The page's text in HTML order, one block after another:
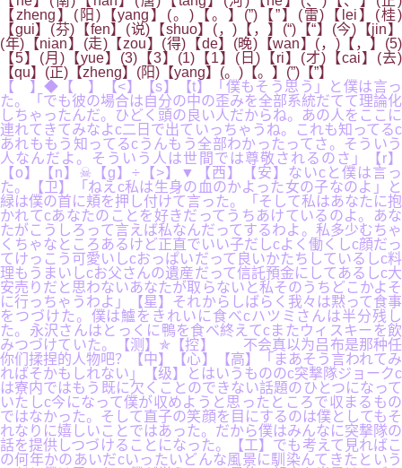
【zheng】(阳)【yang】(。)【。】(”)【”】(雷)【lei】(桂)
【gui】(芬)【fen】(说)【shuo】(，)【，】(“)【“】(今)【jin】
(年)【nian】(走)【zou】(得)【de】(晚)【wan】(，)【，】(5)
【5】(月)【yue】(3)【3】(1)【1】(日)【ri】(才)【cai】(去)
【qu】(正)【zheng】(阳)【yang】(。)【。】(”)【”】
【 】◆【 】【<】【s】【t】「僕もそう思う」と僕は言っ
た。「でも彼の場合は自分の中の歪みを全部系統だてて理論化
しちゃったんだ。ひどく頭の良い人だからね。あの人をここに
連れてきてみなよc二日で出ていっちゃうね。これも知ってるc
あれももう知ってるcうんもう全部わかったってさ。そういう
人なんだよ。そういう人は世間では尊敬されるのさ」【r】
【o】【n】☠【g】÷【>】▼【西】【安】ないcと僕は言っ
た。【卫】「ねえc私は生身の血のかよった女の子なのよ」と
緑は僕の首に頬を押し付けて言った。「そして私はあなたに抱
かれてcあなたのことを好きだってうちあけているのよ。あな
たがこうしろって言えば私なんだってするわよ。私多少むちゃ
くちゃなところあるけど正直でいい子だしcよく働くしc顔だっ
てけっこう可愛いしcおっぱいだって良いかたちしているしc料
理もうまいしcお父さんの遺産だって信託預金にしてあるしc大
安売りだと思わないあなたが取らないと私そのうちどこかよそ
に行っちゃうわよ」【星】それからしばらく我々は黙って食事
をつづけた。僕は鱸をきれいに食べcハツミさんは半分残し
た。永沢さんはとっくに鴨を食べ終えてcまたウィスキーを飲
みつづけていた。【测】✯【控】 不会真以为吕布是那种任
你们揉捏的人物吧？【中】【心】【高】「まあそう言われてみ
ればそかもしれない」【级】とはいうもののc突撃隊ジョークc
は寮内ではもう既に欠くことのできない話題のひとつになって
いたしc今になって僕が収めようと思ったところで収まるもの
ではなかった。そして直子の笑顔を目にするのは僕としてもそ
れなりに嬉しいことではあった。だから僕はみんなに突撃隊の
話を提供しつづけることになった。【工】でも考えて見ればこ
の何年かのあいだcいったいどんな風景に馴染んてきたという